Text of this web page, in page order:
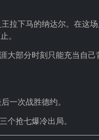
拉下马的纳达尔。在这
。
大部分时刻只能充当自己
一次战胜德约。
个抢七爆冷出局。